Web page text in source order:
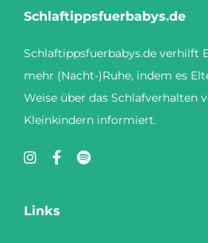
Schlaftippsfuerbabys.de
Schlaftippsfuerbabys.de verhilft
mehr (Nacht-)Ruhe, indem es
Weise über das Schlafverhalten
Kleinkindern informiert.
Links